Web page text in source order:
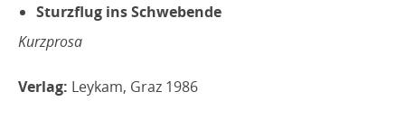
Sturzflug ins Schwebende
Kurzprosa
Verlag: Leykam, Graz 1986